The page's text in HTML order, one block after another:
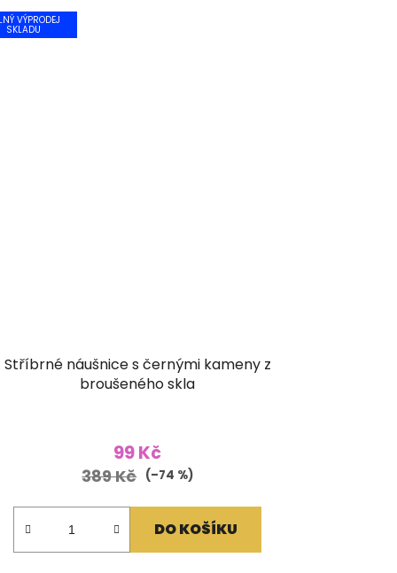
VÝPRODEJ
SKLADU
Stříbrné náušnice s černými kameny z
broušeného skla
99 Kč
389 Kč (–74 %)
DO KOŠÍKU